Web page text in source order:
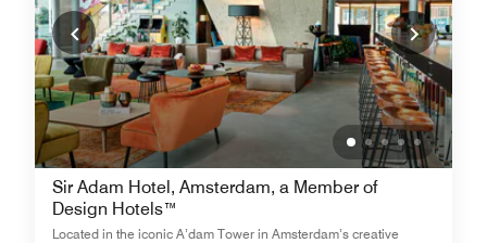
Sir Adam Hotel, Amsterdam, a Member of
Design Hotels™
Located in the iconic A’dam Tower in Amsterdam’s creative